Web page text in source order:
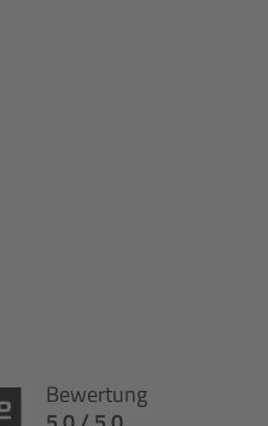
Bewertung